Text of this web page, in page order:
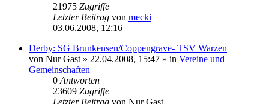
21975 Zugriffe
Letzter Beitrag von mecki
03.06.2008, 12:16
Derby: SG Brunkensen/Coppengrave- TSV Warzen
von Nur Gast » 22.04.2008, 15:47 » in Vereine und
Gemeinschaften
0 Antworten
23609 Zugriffe
Letzter Beitrag von Nur Gast